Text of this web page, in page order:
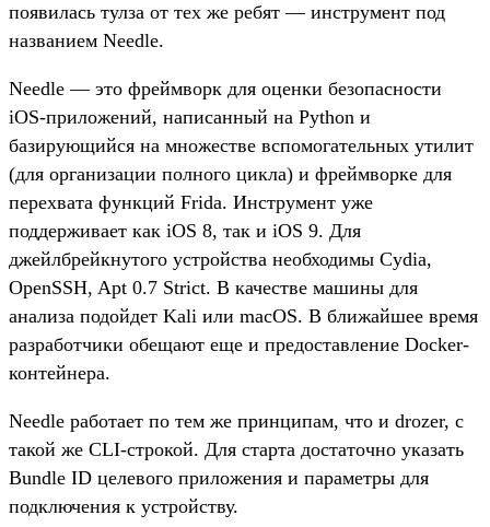
появилась тулза от тех же ребят — инструмент под
названием Needle.
Needle — это фреймворк для оценки безопасности
iOS-приложений, написанный на Python и
базирующийся на множестве вспомогательных утилит
(для организации полного цикла) и фреймворке для
перехвата функций Frida. Инструмент уже
поддерживает как iOS 8, так и iOS 9. Для
джейлбрейкнутого устройства необходимы Cydia,
OpenSSH, Apt 0.7 Strict. В качестве машины для
анализа подойдет Kali или macOS. В ближайшее время
разработчики обещают еще и предоставление Docker-
контейнера.
Needle работает по тем же принципам, что и drozer, с
такой же CLI-строкой. Для старта достаточно указать
Bundle ID целевого приложения и параметры для
подключения к устройству.